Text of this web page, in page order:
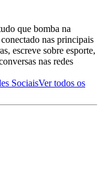
que bomba na
nas principais
escreve sobre esporte,
nas redes
SociaisVer todos os